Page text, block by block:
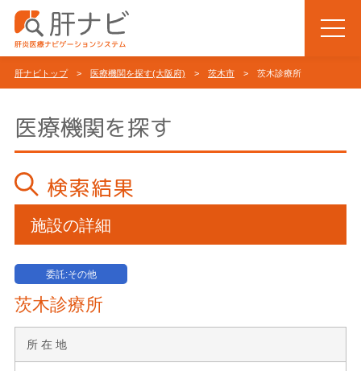
肝ナビトップ> 医療機関を探す(大阪府) > 茨木市 > 茨木診療所
医療機関を探す
検索結果
施設の詳細
委託:その他
茨木診療所
所 在 地